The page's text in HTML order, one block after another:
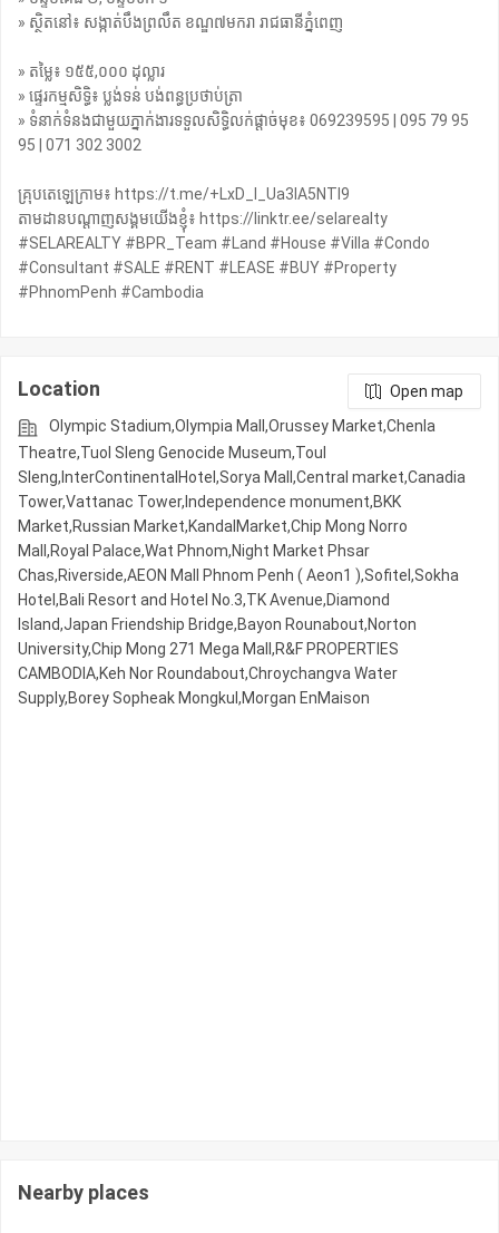
» ស្ថិតនៅ​៖ សង្កាត់បឹងព្រលឹត ខណ្ឌ៧មករា រាជធានីភ្នំពេញ
» តម្លៃ៖ ១៥៥,០០០ ដុល្លារ
» ផ្ទេរកម្មសិទ្ធិ៖ ប្លង់ទន់ បង់ពន្ធប្រថាប់ត្រា
» ទំនាក់ទំនងជាមួយភ្នាក់ងារទទួលសិទ្ធិលក់ផ្តាច់មុខ៖ 069239595 | 095 79 95
95 | 071 302 3002
គ្រុបតេឡេក្រាម៖ https://t.me/+LxD_l_Ua3IA5NTI9
តាមដានបណ្តាញសង្គមយើងខ្ញុំ៖ https://linktr.ee/selarealty
#SELAREALTY #BPR_Team #Land #House #Villa #Condo
#Consultant #SALE #RENT #LEASE #BUY #Property
#PhnomPenh #Cambodia
Location
Open map
Olympic​​ Stadium,Olympia Mall,Orussey​​​​ Market,Chenla
Theatre,Tuol Sleng Genocide Museum,Toul
Sleng,InterContinentalHotel,Sorya Mall,Central market,Canadia
Tower,Vattanac Tower,Independence monument,BKK
Market,Russian Market,KandalMarket,Chip Mong Norro
Mall,Royal Palace,Wat Phnom,Night​​ Market​ Phsar
Chas,Riverside,AEON Mall Phnom Penh ( Aeon1 ),Sofitel,Sokha
Hotel,Bali Resort and Hotel No.3,TK Avenue,Diamond
Island,Japan Friendship Bridge,Bayon Rounabout,Norton
University,Chip Mong 271 Mega Mall,R&F PROPERTIES
CAMBODIA,Keh Nor Roundabout,Chroychangva Water
Supply,Borey Sopheak Mongkul,Morgan EnMaison
Nearby places